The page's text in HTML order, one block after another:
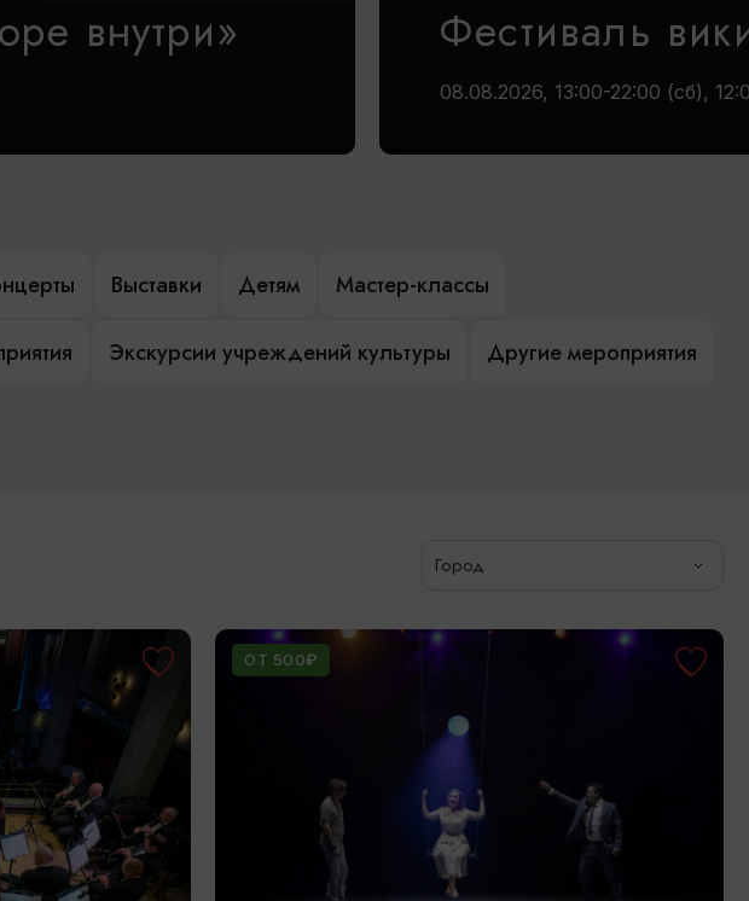
внутри» Фестиваль
08.08.2026, 13:00-22:00 (сб),
Выставки Детям Мастер-классы
Экскурсии учреждений культуры Другие мероприятия
Город
ОТ 500₽